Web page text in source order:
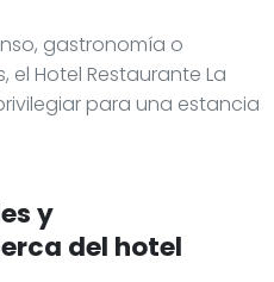
gastronomía o
el Hotel Restaurante La
para una estancia
y
del hotel